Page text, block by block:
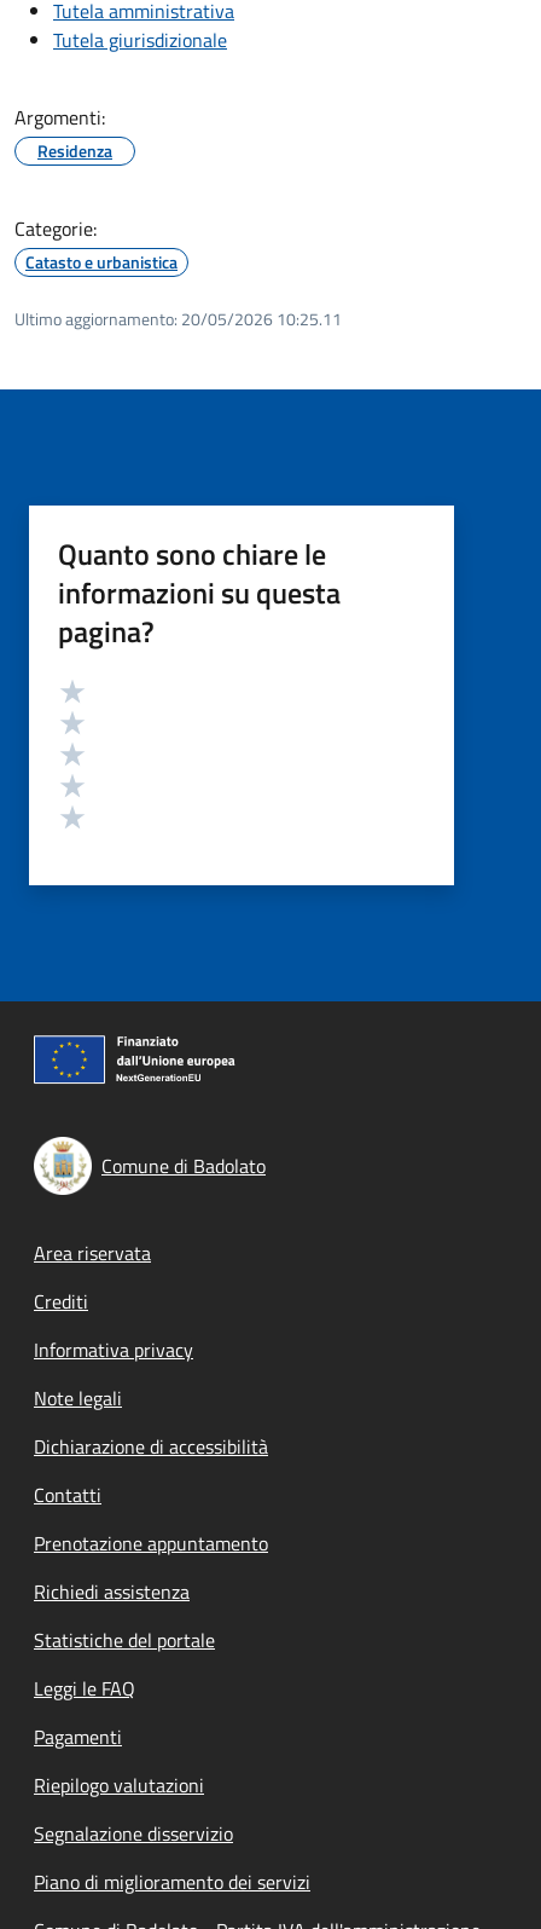
Tutela amministrativa
Tutela giurisdizionale
Argomenti:
Residenza
Categorie:
Catasto e urbanistica
Ultimo aggiornamento: 20/05/2026 10:25.11
Quanto sono chiare le
informazioni su questa
pagina?
Valutazione
Comune di Badolato
Footer menu
Area riservata
Crediti
Informativa privacy
Note legali
Dichiarazione di accessibilità
Contatti
Prenotazione appuntamento
Richiedi assistenza
Statistiche del portale
Leggi le FAQ
Pagamenti
Riepilogo valutazioni
Segnalazione disservizio
Piano di miglioramento dei servizi